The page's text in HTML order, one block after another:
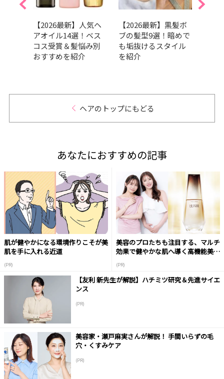
【2026最新】人気ヘ
アオイル14選！ベス
コス受賞＆髪悩み別
おすすめを紹介
【2026最新】黒髪ボ
ブの髪型9選！暗めで
も垢抜けるスタイル
を紹介
ヘアのトップにもどる
あなたにおすすめの記事
肌が健やかになる環境作りこそが美
肌を手に入れる近道
(PR)
美容のプロたちも注目する、マルチ
効果で健やかな肌へ導く高機能美容
(PR)
【友利 新先生が解説】ハチミツ研究＆先進サイエ
ンス
(PR)
美容家・瀬戸麻実さんが解説！ 手間いらずの毛
穴・くすみケア
(PR)